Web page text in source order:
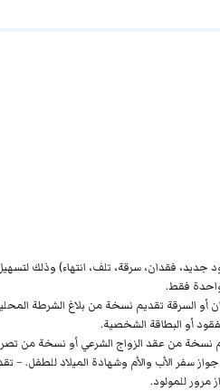
جديد، فقدان، سرقة، تلف، انتهاء) وذلك
واحدة فقط.
أو السرقة تقديم نسخة من بلاغ الشرطة
نسخة من عقد الزواج الشرعي أو نسخة من
سفر الأب والأم وشهادة الميلاد للطفل.– تقديم (4)
للمولود.